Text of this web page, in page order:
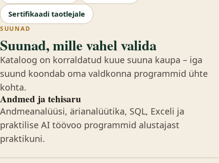
Sertifikaadi taotlejale
SUUNAD
Suunad, mille vahel valida
Kataloog on korraldatud kuue suuna kaupa – iga
suund koondab oma valdkonna programmid ühte
kohta.
Andmed ja tehisaru
Andmeanalüüsi, ärianalüütika, SQL, Exceli ja
praktilise AI töövoo programmid alustajast
praktikuni.